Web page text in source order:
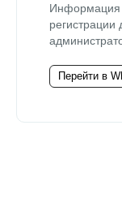
Информация
регистрации
Перейти в